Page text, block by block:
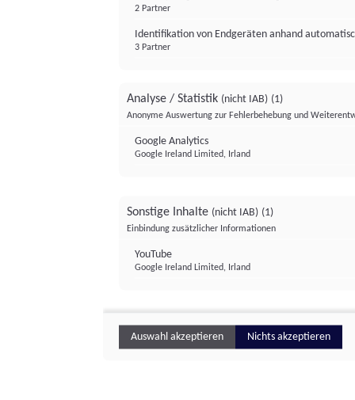
2 Partner
Identifikation von Endgeräten anhand
3 Partner
Analyse / Statistik (nicht IAB) (1)
Anonyme Auswertung zur Fehlerbehebung und
Google Analytics
Google Ireland Limited, Irland
Sonstige Inhalte (nicht IAB) (1)
Einbindung zusätzlicher Informationen
YouTube
Google Ireland Limited, Irland
Auswahl akzeptieren Nichts akzeptieren